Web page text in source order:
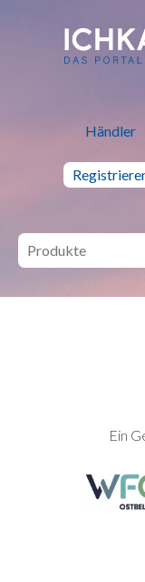
ich kauf
Händler
SEITENFUSS
Ein